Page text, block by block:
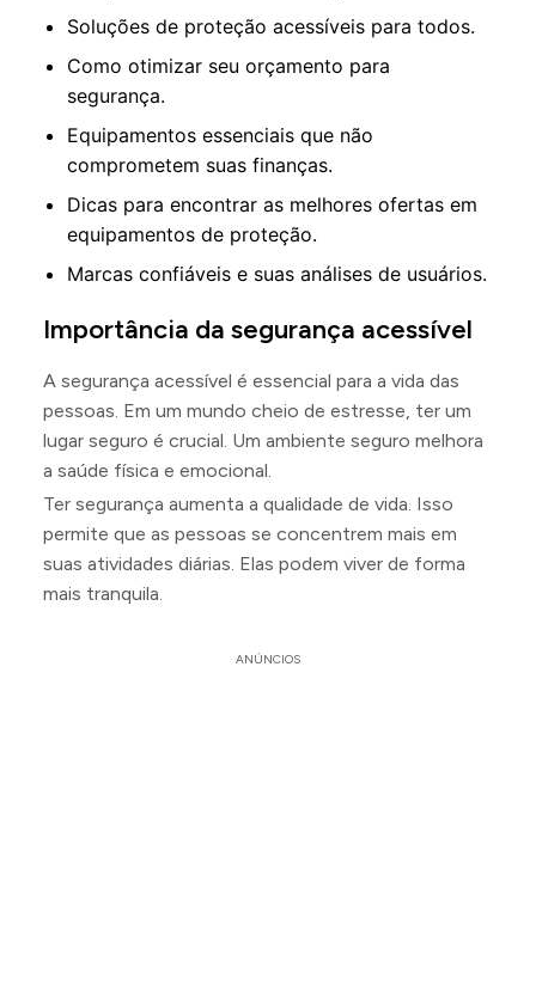
Soluções de proteção acessíveis para todos.
Como otimizar seu orçamento para
segurança.
Equipamentos essenciais que não
comprometem suas finanças.
Dicas para encontrar as melhores ofertas em
equipamentos de proteção.
Marcas confiáveis e suas análises de usuários.
Importância da segurança acessível
A segurança acessível é essencial para a vida das
pessoas. Em um mundo cheio de estresse, ter um
lugar seguro é crucial. Um ambiente seguro melhora
a saúde física e emocional.
Ter segurança aumenta a qualidade de vida. Isso
permite que as pessoas se concentrem mais em
suas atividades diárias. Elas podem viver de forma
mais tranquila.
ANÚNCIOS